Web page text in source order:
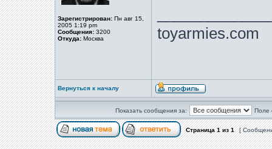
Зарегистрирован: Пн авг 15,
2005 1:19 pm
Сообщения: 3200
Откуда: Москва
toyarmies.com
Вернуться к началу
Показать сообщения за: Поле
Страница1из1 [